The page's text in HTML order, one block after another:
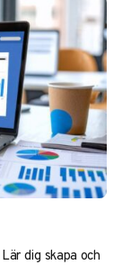
innehåll. Öka
engagemang och
konsistens.
Lär dig skapa och